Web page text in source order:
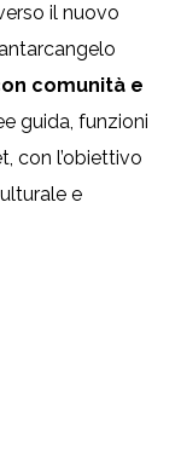
il nuovo
comunità e
guida, funzioni
con l’obiettivo
e